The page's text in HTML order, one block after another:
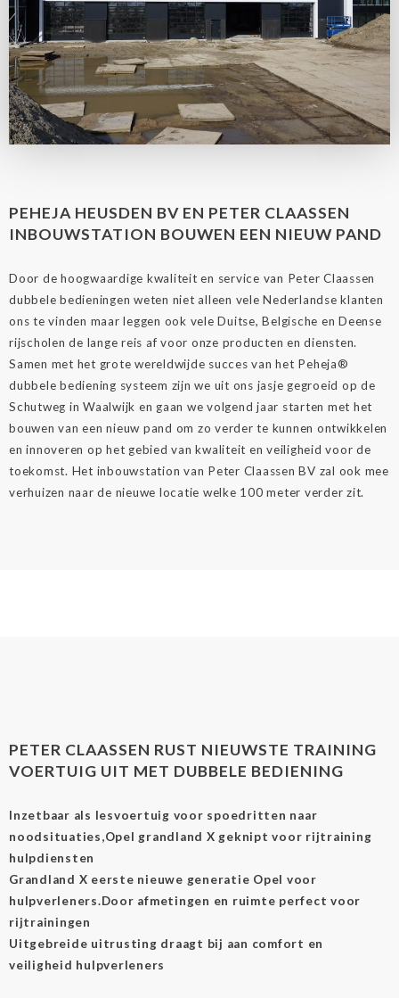
PEHEJA HEUSDEN BV EN PETER CLAASSEN
INBOUWSTATION BOUWEN EEN NIEUW PAND
Door de hoogwaardige kwaliteit en service van Peter Claassen
dubbele bedieningen weten niet alleen vele Nederlandse klanten
ons te vinden maar leggen ook vele Duitse, Belgische en Deense
rijscholen de lange reis af voor onze producten en diensten.
Samen met het grote wereldwijde succes van het Peheja®
dubbele bediening systeem zijn we uit ons jasje gegroeid op de
Schutweg in Waalwijk en gaan we volgend jaar starten met het
bouwen van een nieuw pand om zo verder te kunnen ontwikkelen
en innoveren op het gebied van kwaliteit en veiligheid voor de
toekomst. Het inbouwstation van Peter Claassen BV zal ook mee
verhuizen naar de nieuwe locatie welke 100 meter verder zit.
PETER CLAASSEN RUST NIEUWSTE TRAINING
VOERTUIG UIT MET DUBBELE BEDIENING
Inzetbaar als lesvoertuig voor spoedritten naar
noodsituaties,Opel grandland X geknipt voor rijtraining
hulpdiensten
Grandland X eerste nieuwe generatie Opel voor
hulpverleners.Door afmetingen en ruimte perfect voor
rijtrainingen
Uitgebreide uitrusting draagt bij aan comfort en
veiligheid hulpverleners